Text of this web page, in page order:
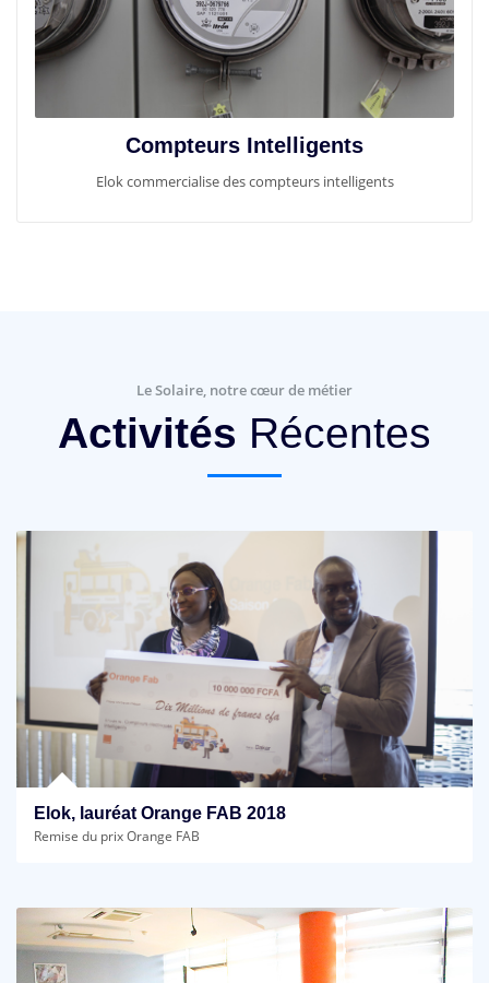
Compteurs Intelligents
Elok commercialise des compteurs intelligents
Le Solaire, notre cœur de métier
Activités Récentes
Elok, lauréat Orange FAB 2018
Remise du prix Orange FAB